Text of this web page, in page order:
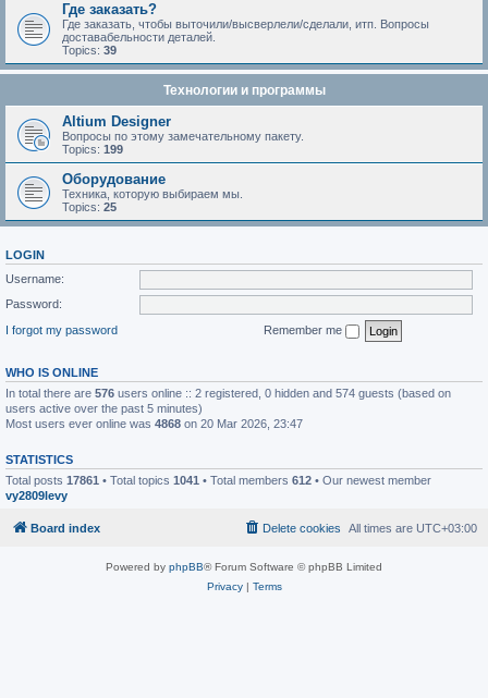
Где заказать?
Где заказать, чтобы выточили/высверлели/сделали, итп. Вопросы
доставабельности деталей.
Topics: 39
Технологии и программы
Altium Designer
Вопросы по этому замечательному пакету.
Topics: 199
Оборудование
Техника, которую выбираем мы.
Topics: 25
LOGIN
Username:
Password:
I forgot my password
Remember me
WHO IS ONLINE
In total there are 576 users online :: 2 registered, 0 hidden and 574 guests (based on
users active over the past 5 minutes)
Most users ever online was 4868 on 20 Mar 2026, 23:47
STATISTICS
Total posts 17861 • Total topics 1041 • Total members 612 • Our newest member
vy2809levy
Board index All times are UTC+03:00
Delete cookies
Powered by phpBB® Forum Software © phpBB Limited
Privacy| Terms